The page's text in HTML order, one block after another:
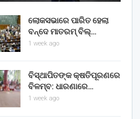
ଲୋକସଭାରେ ପାରିତ ହେଲା
ବନ୍ଦେ ମାତରମ୍‌ ବିଲ୍‌…
1 week ago
ବିସ୍ଥାପିତଙ୍କ କ୍ଷତିପୂରଣରେ
ବିଳମ୍ବ: ଧାରଣାରେ…
1 week ago